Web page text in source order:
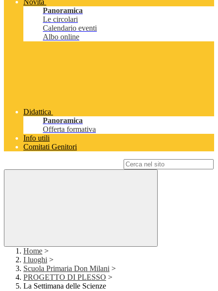
Novità
Panoramica
Le circolari
Calendario eventi
Albo online
Didattica
Panoramica
Offerta formativa
Info utili
Comitati Genitori
Home >
I luoghi >
Scuola Primaria Don Milani >
PROGETTO DI PLESSO >
La Settimana delle Scienze